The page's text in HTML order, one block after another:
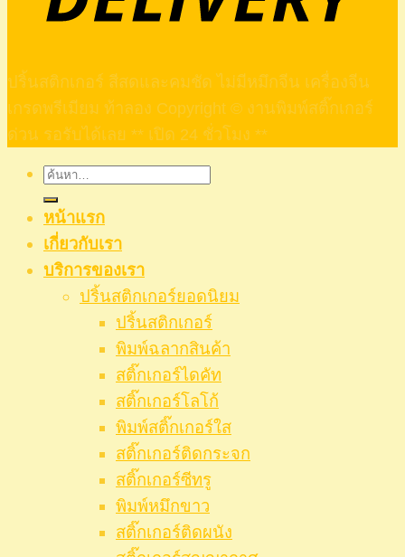
ปริ้นสติกเกอร์ สีสดและคมชัด ไม่มีหมึกจีน เครื่องจีน
เกรดพรีเมียม ท้าลอง Copyright © งานพิมพ์สติ๊กเกอร์
ด่วน รอรับได้เลย ** เปิด 24 ชั่วโมง **
ค้นหา:
หน้าแรก
เกี่ยวกับเรา
บริการของเรา
ปริ้นสติกเกอร์ยอดนิยม
ปริ้นสติกเกอร์
พิมพ์ฉลากสินค้า
สติ๊กเกอร์ไดคัท
สติ๊กเกอร์โลโก้
พิมพ์สติ๊กเกอร์ใส
สติ๊กเกอร์ติดกระจก
สติ๊กเกอร์ซีทรู
พิมพ์หมึกขาว
สติ๊กเกอร์ติดผนัง